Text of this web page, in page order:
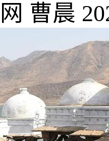
曹晨